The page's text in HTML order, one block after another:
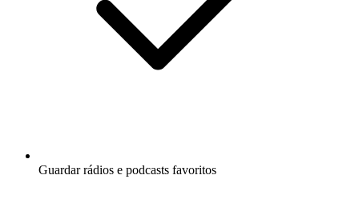
Guardar rádios e podcasts favoritos